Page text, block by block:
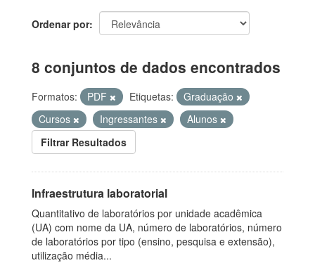
Ordenar por
8 conjuntos de dados encontrados
Formatos: PDF Etiquetas:
Graduação
Cursos
Ingressantes
Alunos
Filtrar Resultados
Infraestrutura laboratorial
Quantitativo de laboratórios por unidade acadêmica
(UA) com nome da UA, número de laboratórios, número
de laboratórios por tipo (ensino, pesquisa e extensão),
utilização média...